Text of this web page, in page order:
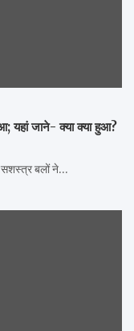
जाने- क्या क्या हुआ?
सशस्त्र बलों ने…